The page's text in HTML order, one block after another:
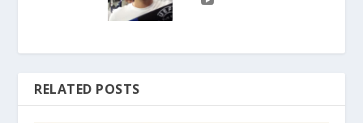
RELATED POSTS